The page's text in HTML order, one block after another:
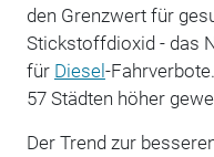
den Grenzwert für
Stickstoffdioxid - das
für Diesel-
57 Städten höher
Der Trend zur